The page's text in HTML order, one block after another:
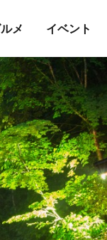
メ イベント